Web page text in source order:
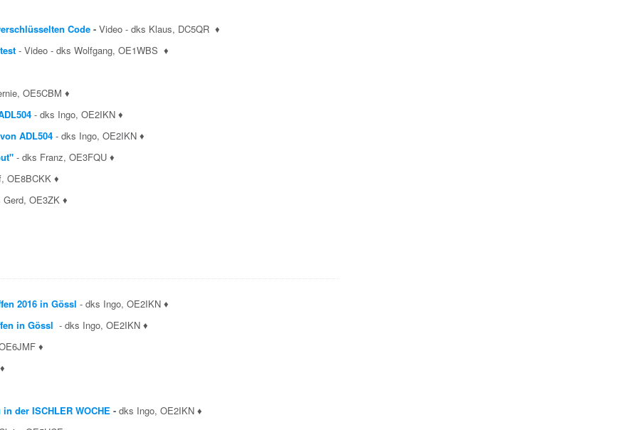
Code - Video - dks Klaus, DC5QR ♦
- Video - dks Wolfgang, OE1WBS ♦
OE5CBM ♦
- dks Ingo, OE2IKN ♦
ADL504 - dks Ingo, OE2IKN ♦
- dks Franz, OE3FQU ♦
OE8BCKK ♦
Gerd, OE3ZK ♦
2016 in Gössl - dks Ingo, OE2IKN ♦
in Gössl - dks Ingo, OE2IKN ♦
♦
♦
der ISCHLER WOCHE - dks Ingo, OE2IKN ♦